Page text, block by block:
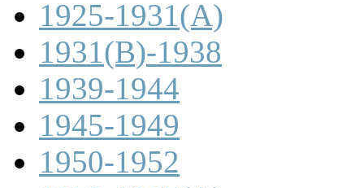
1925-1931(A)
1931(B)-1938
1939-1944
1945-1949
1950-1952